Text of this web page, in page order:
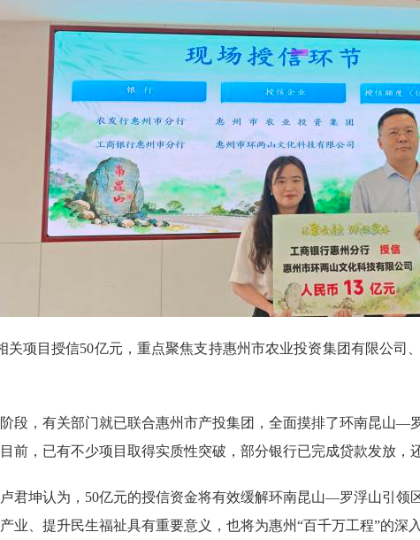
项目授信50亿元，重点聚焦支持惠州市农业投资集团有限公司
，有关部门就已联合惠州市产投集团，全面摸排了环南昆山—
前，已有不少项目取得实质性突破，部分银行已完成贷款发放，
坤认为，50亿元的授信资金将有效缓解环南昆山—罗浮山引领
业、提升民生福祉具有重要意义，也将为惠州“百千万工程”的深